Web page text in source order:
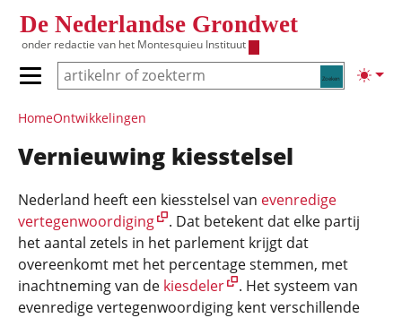
De Nederlandse Grondwet
onder redactie van het Montesquieu Instituut
Zoeken
Primair menu tonen/verbergen
Hoofdnavigatie
HomeOntwikke­lingen
Vernieuwing kiesstelsel
Nederland heeft een kiesstelsel van evenredige
vertegenwoordiging
. Dat betekent dat elke partij
het aantal zetels in het parlement krijgt dat
overeenkomt met het percentage stemmen, met
inachtneming van de kiesdeler
. Het systeem van
evenredige vertegenwoordiging kent verschillende